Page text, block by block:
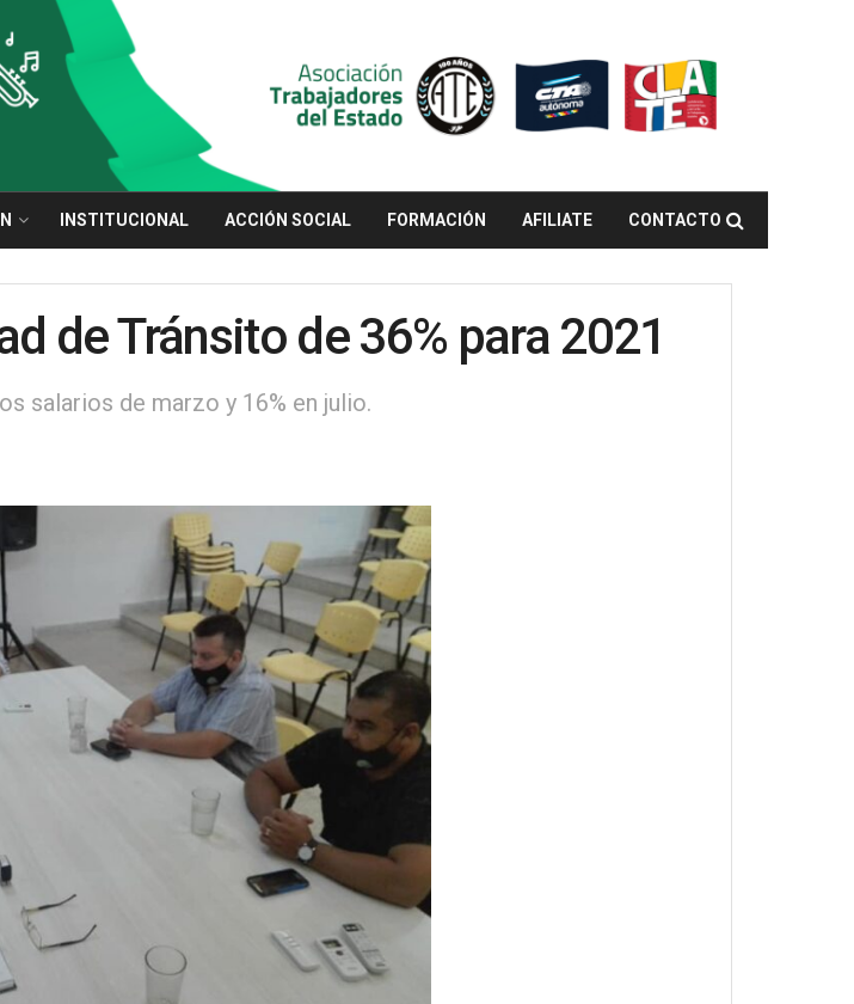
INSTITUCIONAL ACCIÓN SOCIAL FORMACIÓN AFILIATE CONTACTO
de Tránsito de 36% para 2021
salarios de marzo y 16% en julio.